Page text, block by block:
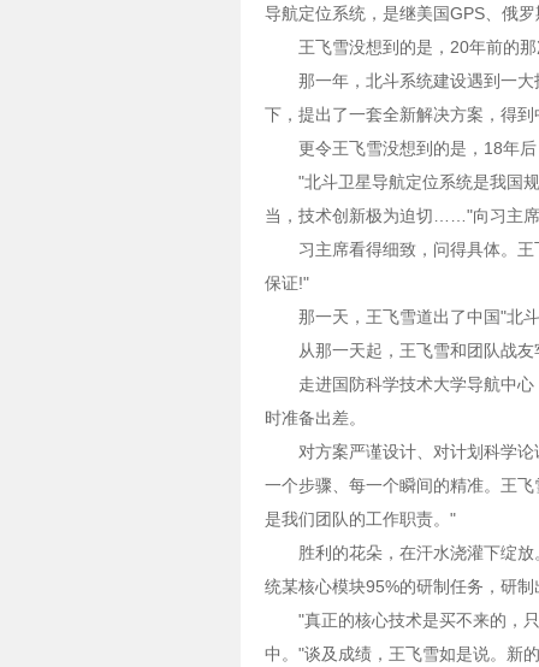
导航定位系统，是继美国GPS、俄
王飞雪没想到的是，20年前的
那一年，北斗系统建设遇到一
下，提出了一套全新解决方案，得
更令王飞雪没想到的是，18年
"北斗卫星导航定位系统是我国
当，技术创新极为迫切……"向习主
习主席看得细致，问得具体。
保证!"
那一天，王飞雪道出了中国"北
从那一天起，王飞雪和团队战
走进国防科学技术大学导航中
时准备出差。
对方案严谨设计、对计划科学
一个步骤、每一个瞬间的精准。王
是我们团队的工作职责。"
胜利的花朵，在汗水浇灌下绽
统某核心模块95%的研制任务，研
"真正的核心技术是买不来的，
中。"谈及成绩，王飞雪如是说。